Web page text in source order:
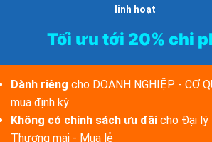
linh hoạt
Tối ưu tới 20% chi
Dành riêng cho DOANH NGHIỆP - CƠ
mua định kỳ
Không có chính sách ưu đãi cho Đại lý
Thương mại - Mua lẻ